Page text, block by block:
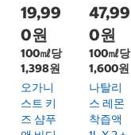
19,99
0원
100㎖당
1,398원
오가니
스트 키
즈 샴푸
47,99
0원
100㎖당
1,600원
나탈리
스 레몬
착즙액